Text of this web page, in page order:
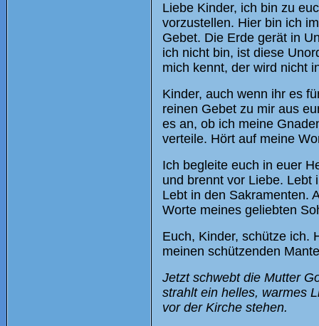
Liebe Kinder, ich bin zu
vorzustellen. Hier bin ich
Gebet. Die Erde gerät in
ich nicht bin, ist diese
mich kennt, der wird nicht
Kinder, auch wenn ihr es
reinen Gebet zu mir aus
es an, ob ich meine
verteile. Hört auf meine
Ich begleite euch in euer
und brennt vor Liebe. Lebt
Lebt in den Sakramenten.
Worte meines geliebten
Euch, Kinder, schütze ich.
meinen schützenden
Jetzt schwebt die Mutter
strahlt ein helles, warmes
vor der Kirche stehen.